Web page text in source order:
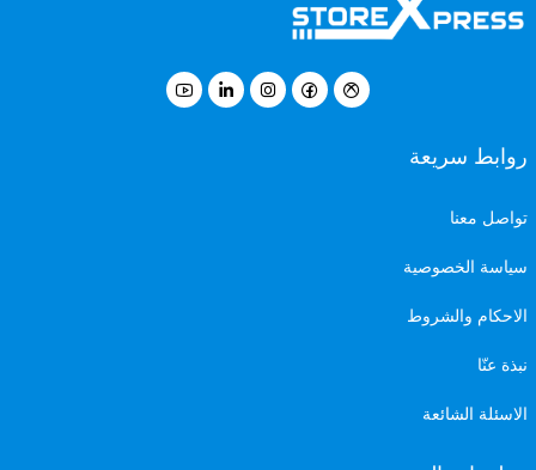
روابط سريعة
تواصل معنا
سياسة الخصوصية
الاحكام والشروط
نبذة عنّا
الاسئلة الشائعة